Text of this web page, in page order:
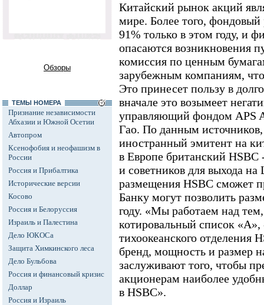
Обзоры
ТЕМЫ НОМЕРА
Признание независимости
Абхазии и Южной Осетии
Автопром
Ксенофобия и неофашизм в
России
Россия и Прибалтика
Исторические версии
Косово
Россия и Белоруссия
Израиль и Палестина
Дело ЮКОСа
Защита Химкинского леса
Дело Бульбова
Россия и финансовый кризис
Доллар
Россия и Израиль
Китайский рынок акций
мире. Более того,
91% только в этом году, и
опасаются возникновения
комиссия по ценным
зарубежным компаниям,
Это принесет пользу в
вначале это возымеет
управляющий фондом APS
Гао. По данным
иностранный эмитент на
в Европе британский HSBC
и советников для выхода
размещения HSBC сможет
Банку могут позволить
году. «Мы работаем над
котировальный список «А»,
тихоокеанского
бренд, мощность и размер
заслуживают того, чтобы
акционерам наиболее
в HSBC».